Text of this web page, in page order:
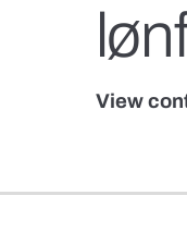
View